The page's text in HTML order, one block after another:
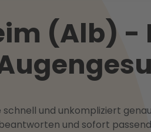
(Alb) -
schnell und unkompliziert
und sofort